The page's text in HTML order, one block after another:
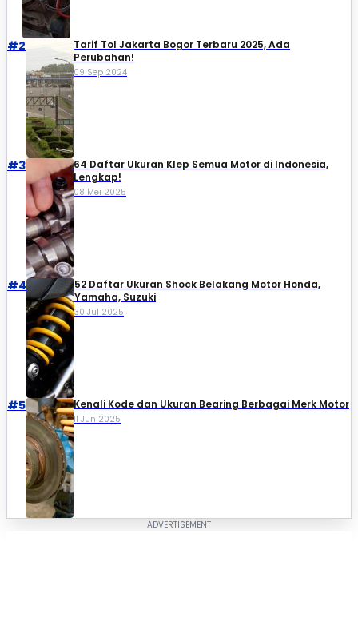
#2
Tarif Tol Jakarta Bogor Terbaru 2025, Ada
Perubahan!
09 Sep 2024
#3
64 Daftar Ukuran Klep Semua Motor di Indonesia,
Lengkap!
08 Mei 2025
#4
52 Daftar Ukuran Shock Belakang Motor Honda,
Yamaha, Suzuki​
30 Jul 2025
#5 Kenali Kode dan Ukuran Bearing Berbagai Merk Motor
11 Jun 2025